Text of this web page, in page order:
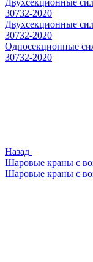
Двухсекционные
30732-2020
Двухсекционные
30732-2020
Односекционные
30732-2020
Назад
Шаровые краны с
Шаровые краны с